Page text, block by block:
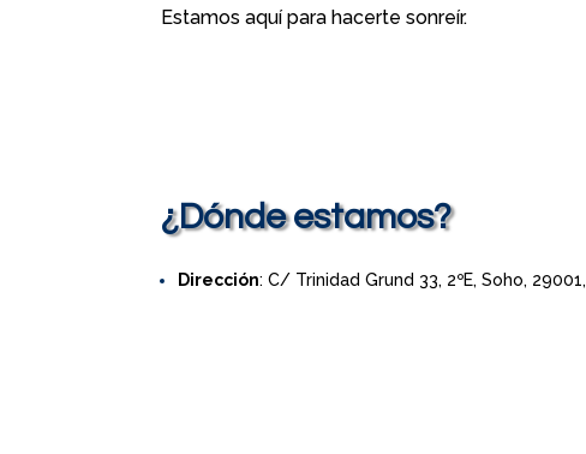
Estamos aquí para hacerte sonreír.
¿Dónde estamos?
Dirección: C/ Trinidad Grund 33, 2ºE, Soho, 29001,